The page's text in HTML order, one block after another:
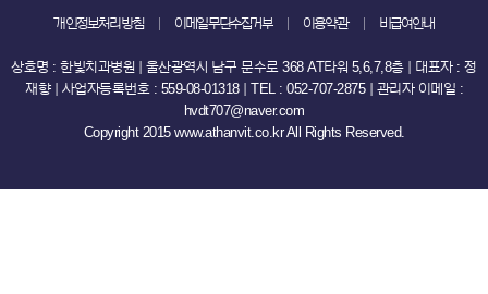
개인정보처리방침 이메일무단수집거부 이용약관 비급여안내
상호명 : 한빛치과병원 ｜ 울산광역시 남구 문수로 368 AT타워 5,6,7,8층 ｜ 대표자 : 정
재향 ｜ 사업자등록번호 : 559-08-01318 ｜ TEL : 052-707-2875 ｜ 관리자 이메일 :
hvdt707@naver.com
Copyright 2015 www.athanvit.co.kr All Rights Reserved.